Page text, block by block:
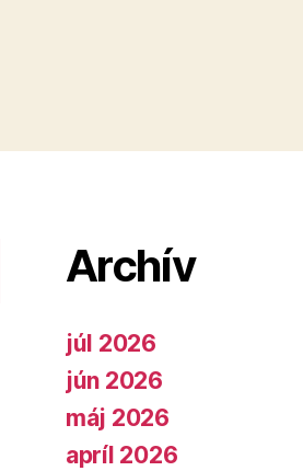
Archív
júl 2026
jún 2026
máj 2026
apríl 2026